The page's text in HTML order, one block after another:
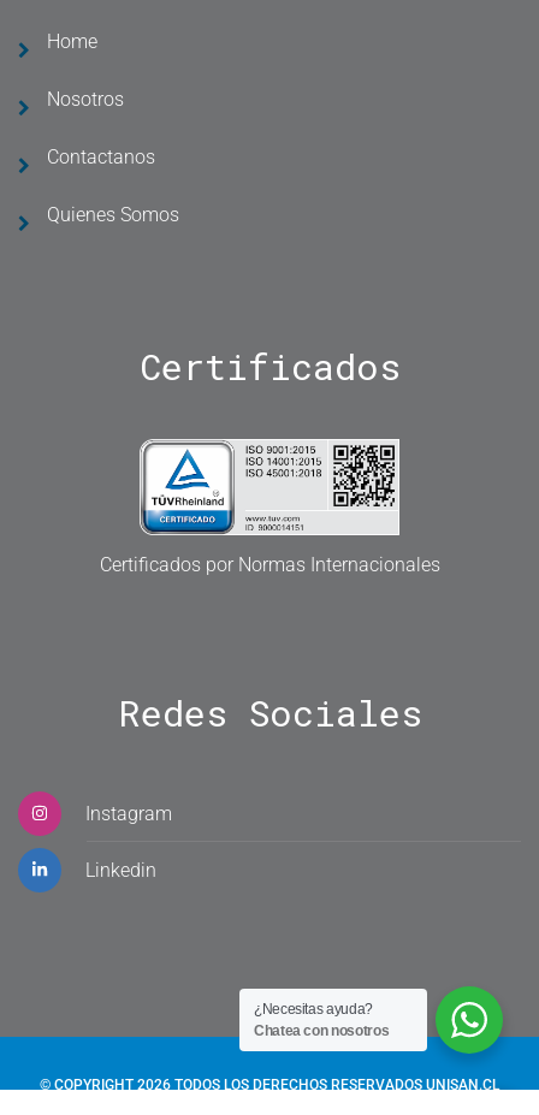
Home
Nosotros
Contactanos
Quienes Somos
Certificados
Certificados por Normas Internacionales
Redes Sociales
Instagram
Linkedin
© COPYRIGHT 2026 TODOS LOS DERECHOS RESERVADOS UNISAN.CL
¿Necesitas ayuda?
Chatea con nosotros